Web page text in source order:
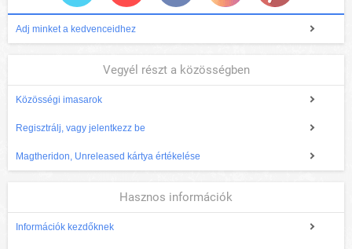
Adj minket a kedvenceidhez
Vegyél részt a közösségben
Közösségi imasarok
Regisztrálj, vagy jelentkezz be
Magtheridon, Unreleased kártya értékelése
Hasznos információk
Információk kezdőknek